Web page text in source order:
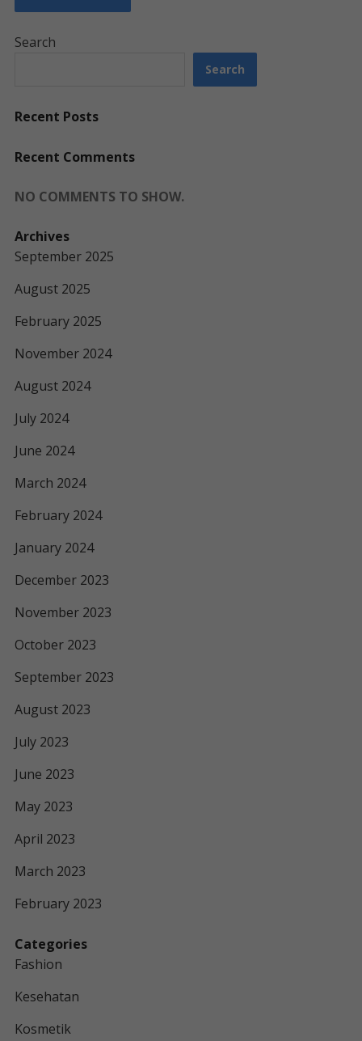
Search
Search
Recent Posts
Recent Comments
NO COMMENTS TO SHOW.
Archives
September 2025
August 2025
February 2025
November 2024
August 2024
July 2024
June 2024
March 2024
February 2024
January 2024
December 2023
November 2023
October 2023
September 2023
August 2023
July 2023
June 2023
May 2023
April 2023
March 2023
February 2023
Categories
Fashion
Kesehatan
Kosmetik